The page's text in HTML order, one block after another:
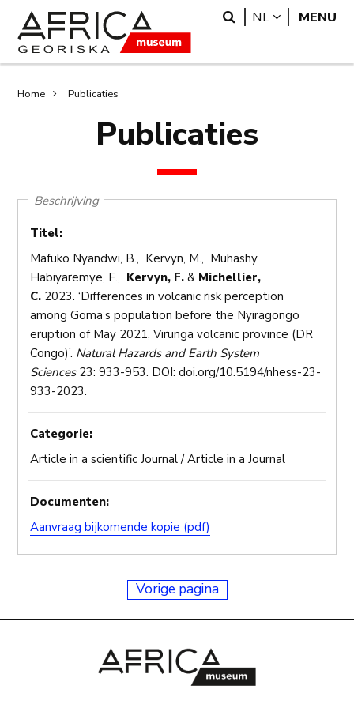
Overslaan
naar
de
search
Search
NL LANGUAGE
MENU
Kruimelpad
Home Publicaties
Publicaties
Beschrijving
Titel:
Mafuko Nyandwi, B., Kervyn, M., Muhashy
Habiyaremye, F., Kervyn, F. & Michellier,
C. 2023. ‘Differences in volcanic risk perception
among Goma’s population before the Nyiragongo
eruption of May 2021, Virunga volcanic province (DR
Congo)’. Natural Hazards and Earth System
Sciences23: 933-953. DOI: doi.org/10.5194/nhess-23-
933-2023.
Categorie:
Article in a scientific Journal / Article in a Journal
Documenten:
Aanvraag bijkomende kopie (pdf)
Vorige pagina